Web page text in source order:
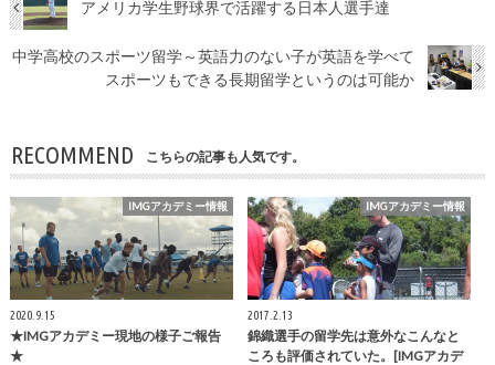
アメリカ学生野球界で活躍する日本人選手達
中学高校のスポーツ留学～英語力のない子が英語を学べて
スポーツもできる長期留学というのは可能か
RECOMMEND こちらの記事も人気です。
IMGアカデミー情報
2020.9.15
★IMGアカデミー現地の様子ご報告
★
IMGアカデミー情報
2017.2.13
錦織選手の留学先は意外なこんなと
ころも評価されていた。[IMGアカデ